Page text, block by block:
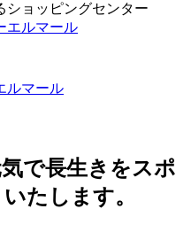
ショッピングセンター
ルマール
気で長生きをスポ
たします。